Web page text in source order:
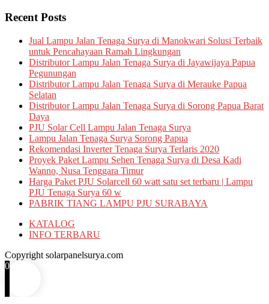
Recent Posts
Jual Lampu Jalan Tenaga Surya di Manokwari Solusi Terbaik
untuk Pencahayaan Ramah Lingkungan
Distributor Lampu Jalan Tenaga Surya di Jayawijaya Papua
Pegunungan
Distributor Lampu Jalan Tenaga Surya di Merauke Papua
Selatan
Distributor Lampu Jalan Tenaga Surya di Sorong Papua Barat
Daya
PJU Solar Cell Lampu Jalan Tenaga Surya
Lampu Jalan Tenaga Surya Sorong Papua
Rekomendasi Inverter Tenaga Surya Terlaris 2020
Proyek Paket Lampu Sehen Tenaga Surya di Desa Kadi
Wanno, Nusa Tenggara Timur
Harga Paket PJU Solarcell 60 watt satu set terbaru | Lampu
PJU Tenaga Surya 60 w
PABRIK TIANG LAMPU PJU SURABAYA
KATALOG
INFO TERBARU
Copyright solarpanelsurya.com
0